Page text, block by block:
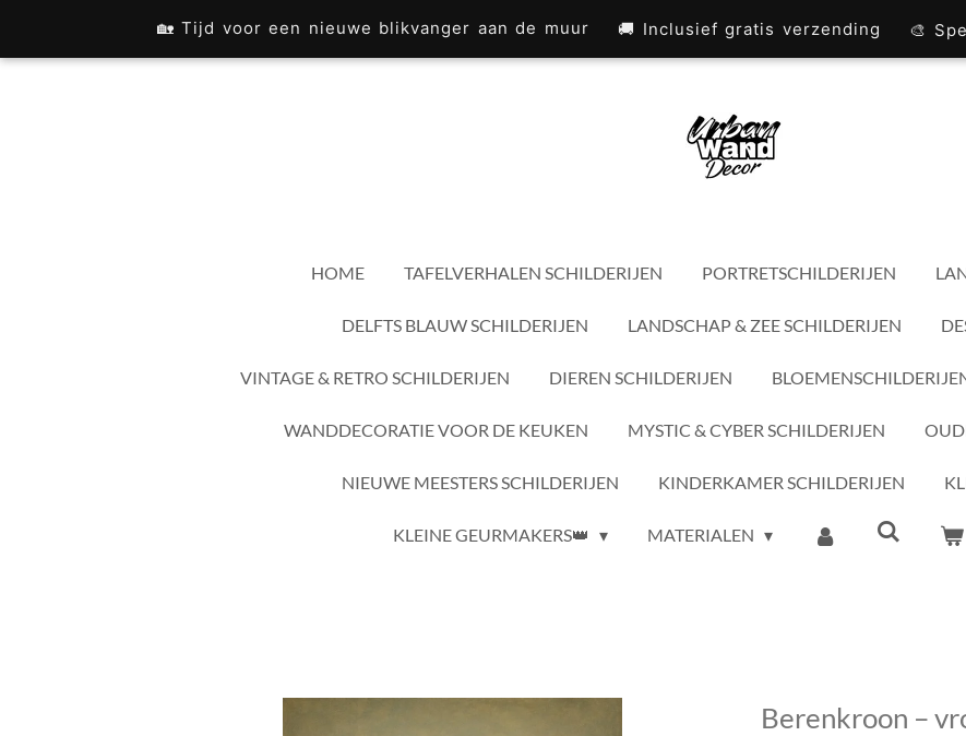
🏡 Tijd voor een nieuwe blikvanger aan de muur 🚚 Inclusief gratis verzending 🎨
direct
HOME TAFELVERHALEN SCHILDERIJEN PORTRETSCHILDERIJEN
DELFTS BLAUW SCHILDERIJEN LANDSCHAP & ZEE SCHILDERIJEN
VINTAGE & RETRO SCHILDERIJEN DIEREN SCHILDERIJEN
WANDDECORATIE VOOR DE KEUKEN MYSTIC & CYBER SCHILDERIJEN
NIEUWE MEESTERS SCHILDERIJEN KINDERKAMER SCHILDERIJEN
KLEINE GEURMAKERS👑 MATERIALEN
Berenkroon –